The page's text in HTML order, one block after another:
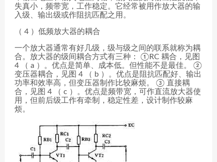
失真小，频带宽，工作稳定。它经常被用作放大器的输
入级、输出级或作阻抗匹配之用。
（ 4 ）低频放大器的耦合
一个放大器通常有好几级，级与级之间的联系就称为耦
合。放大器的级间耦合方式有三种： ①RC 耦合，见图
4 （ a ）。优点是简单、成本低。但性能不是最佳。 ②
变压器耦合，见图 4 （ b ）。优点是阻抗匹配好、输出
功率和效率高，但变压器制作比较麻烦。 ③ 直接耦
合，见图 4 （ c ）。优点是频带宽，可作直流放大器使
用，但前后级工作有牵制，稳定性差，设计制作较麻
烦。